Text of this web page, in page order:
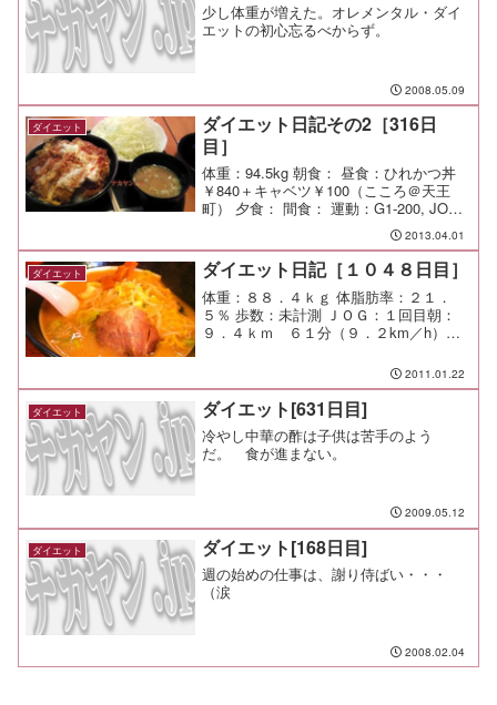
少し体重が増えた。オレメンタル・ダイ
エットの初心忘るべからず。
2008.05.09
ダイエット
ダイエット日記その2［316日
目］
体重：94.5kg 朝食： 昼食：ひれかつ丼
￥840＋キャベツ￥100（こころ＠天王
町） 夕食： 間食： 運動：G1-200, JOG-
10km メモ：今日のお弁当はハンバーグ
2013.04.01
ダイエット ダイエット日記［１０４８日目］
体重：８８．４ｋｇ 体脂肪率：２１．
５％ 歩数：未計測 ＪＯＧ：１回目朝：
９．４ｋｍ ６１分（９．２km／h）２
km／h） 朝食：冷凍の牛丼 昼食：おやじ
麺（ラーメンおやじ＠町田）￥７５０ 夕
食：柔らか...
2011.01.22
ダイエット ダイエット[631日目]
冷やし中華の酢は子供は苦手のよう
だ。 食が進まない。
2009.05.12
ダイエット ダイエット[168日目]
週の始めの仕事は、謝り侍ばい・・・
（涙
2008.02.04